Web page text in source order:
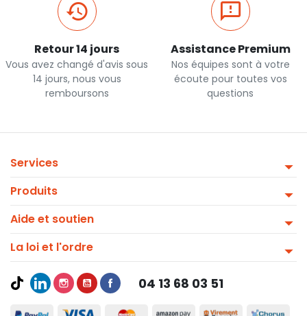
Retour 14 jours
Vous avez changé d'avis sous
14 jours, nous vous
remboursons
Assistance Premium
Nos équipes sont à votre
écoute pour toutes vos
questions
Services
Produits
Aide et soutien
La loi et l'ordre
04 13 68 03 51